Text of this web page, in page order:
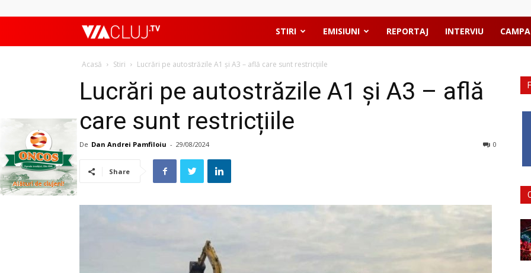
ViaClujTV STIRI EMISIUNI REPORTAJ INTERVIU
Acasă Stiri Lucrări pe autostrăzile A1 și A3 – află care sunt restricțiile
Lucrări pe autostrăzile A1 și A3 – află
care sunt restricțiile
De Dan Andrei Pamfiloiu - 29/08/2024 0
Share